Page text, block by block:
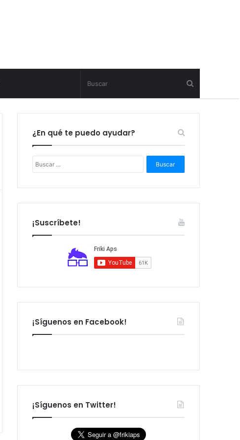
¿En qué te puedo ayudar?
u
a
¡Suscríbete!
¡Síguenos en Facebook!
¡Síguenos en Twitter!